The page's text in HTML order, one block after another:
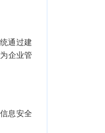
通过建
企业管
息安全